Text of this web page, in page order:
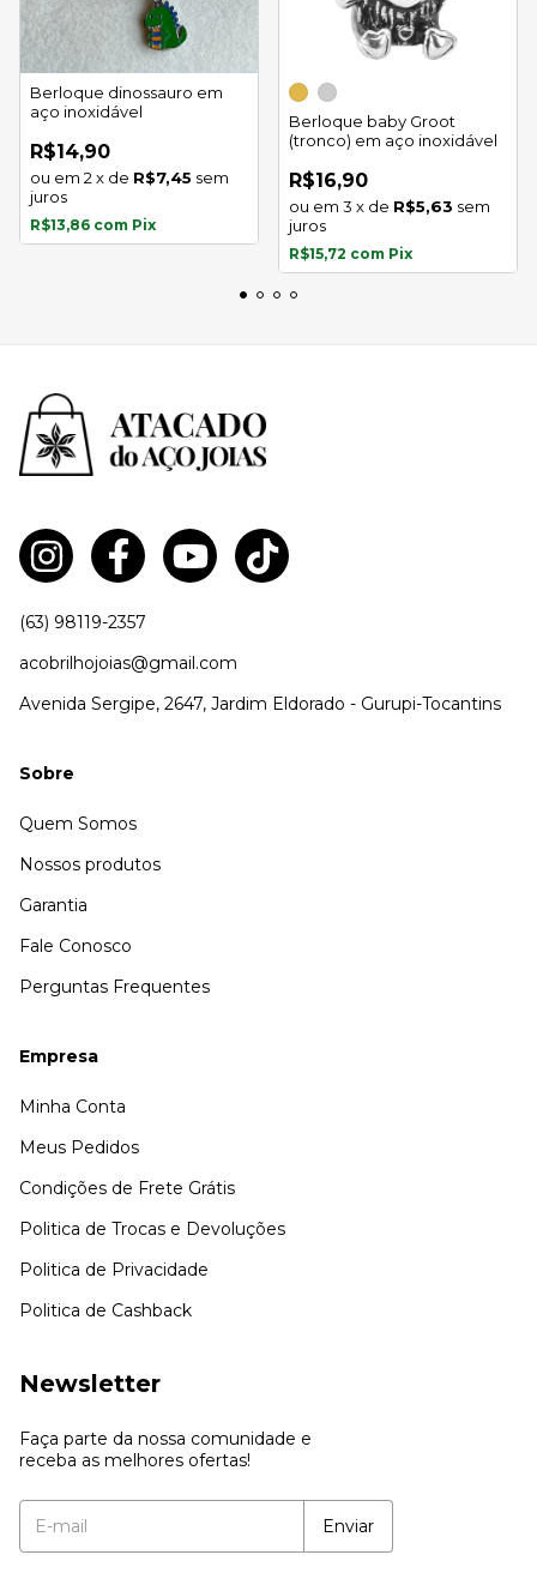
Berloque dinossauro em
aço inoxidável
R$14,90
2 x de R$7,45 sem
juros
R$13,86 com Pix
Berloque baby Groot
(tronco) em aço inoxidável
R$16,90
3 x de R$5,63 sem
juros
R$15,72 com Pix
(63) 98119-2357
acobrilhojoias@gmail.com
Avenida Sergipe, 2647, Jardim Eldorado - Gurupi-Tocantins
Sobre
Quem Somos
Nossos produtos
Garantia
Fale Conosco
Perguntas Frequentes
Empresa
Minha Conta
Meus Pedidos
Condições de Frete Grátis
Politica de Trocas e Devoluções
Politica de Privacidade
Politica de Cashback
Newsletter
Faça parte da nossa comunidade e
receba as melhores ofertas!